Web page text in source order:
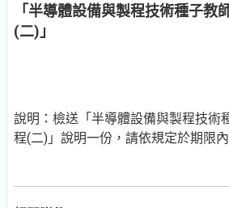
「半導體設備與製程技術種子教
(二)」
說明：檢送「半導體設備與製程技術
程(二)」說明一份，請依規定於期限